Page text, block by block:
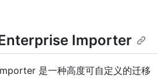
Importer
是一种高度可自定义的迁移